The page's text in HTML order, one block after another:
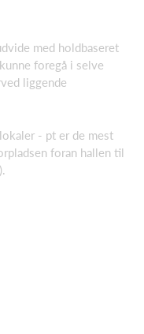
med holdbaseret
foregå i selve
liggende
- pt er de mest
foran hallen til